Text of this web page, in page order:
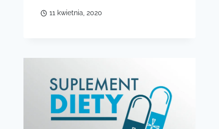
11 kwietnia, 2020